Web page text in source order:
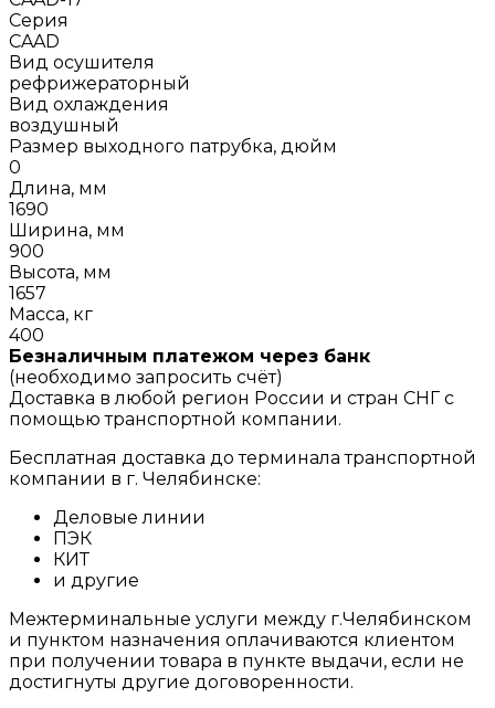
Серия
CAAD
Вид осушителя
рефрижераторный
Вид охлаждения
воздушный
Размер выходного патрубка, дюйм
0
Длина, мм
1690
Ширина, мм
900
Высота, мм
1657
Масса, кг
400
Безналичным платежом через банк
(необходимо запросить счёт)
Доставка в любой регион России и стран СНГ с
помощью транспортной компании.
Бесплатная доставка до терминала транспортной
компании в г. Челябинске:
Деловые линии
ПЭК
КИТ
и другие
Межтерминальные услуги между г.Челябинском
и пунктом назначения оплачиваются клиентом
при получении товара в пункте выдачи, если не
достигнуты другие договоренности.